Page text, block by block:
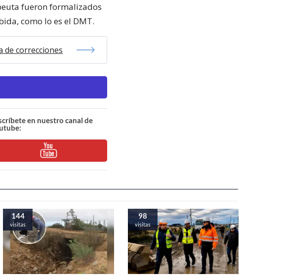
fueron formalizados
como lo es el DMT.
de correcciones
en nuestro canal de
144
visitas
98
visitas